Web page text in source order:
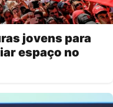
jovens para
espaço no